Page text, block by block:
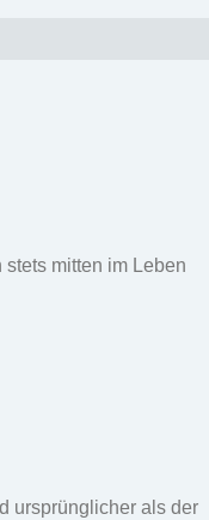
stets mitten im Leben
ursprünglicher als der